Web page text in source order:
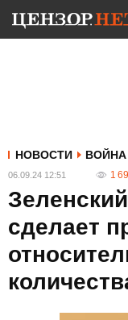
НОВОСТИ ВОЙНА
06.09.24 12:51 1
сделает